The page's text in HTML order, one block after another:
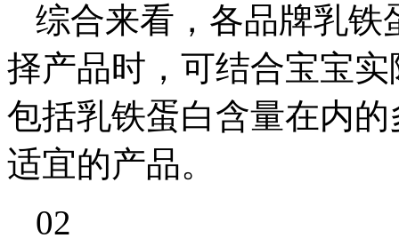
综合来看，各品牌乳铁
择产品时，可结合宝宝
包括乳铁蛋白含量在内
适宜的产品。
02